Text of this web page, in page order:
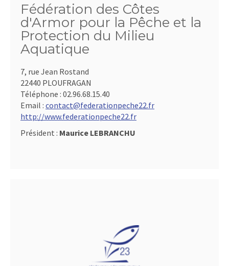
Fédération des Côtes
d'Armor pour la Pêche et la
Protection du Milieu
Aquatique
7, rue Jean Rostand
22440 PLOUFRAGAN
Téléphone : 02.96.68.15.40
Email : contact@federationpeche22.fr
http://www.federationpeche22.fr
Président : Maurice LEBRANCHU